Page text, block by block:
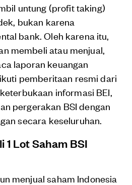
untung (profit taking)
bukan karena
bank. Oleh karena itu,
membeli atau menjual,
laporan keuangan
pemberitaan resmi dari
informasi BEI,
pergerakan BSI dengan
secara keseluruhan.
1 Lot Saham BSI
menjual saham Indonesia